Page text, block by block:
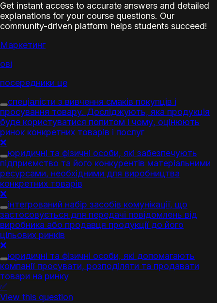
Get instant access to accurate answers and detailed
explanations for your course questions. Our
community-driven platform helps students succeed!
Маркетинг
ові
посередники це
спеціалісти з вивчення смаків покупців і
просування товару. Досліджують, яка продукція
буде користуватися попитом і чому, оцінюють
ринок конкретних товарів і послуг
❌
юридичні та фізичні особи, які забезпечують
підприємство та його конкурентів матеріальними
ресурсами, необхідними для виробництва
конкретних товарів
❌
інтегрований набір засобів комунікації, що
застосовується для передачі повідомлень від
виробника або продавця продукції до його
цільових ринків
❌
юридичні та фізичні особи, які допомагають
компанії просувати, розподіляти та продавати
товари на ринку
✅
View this question